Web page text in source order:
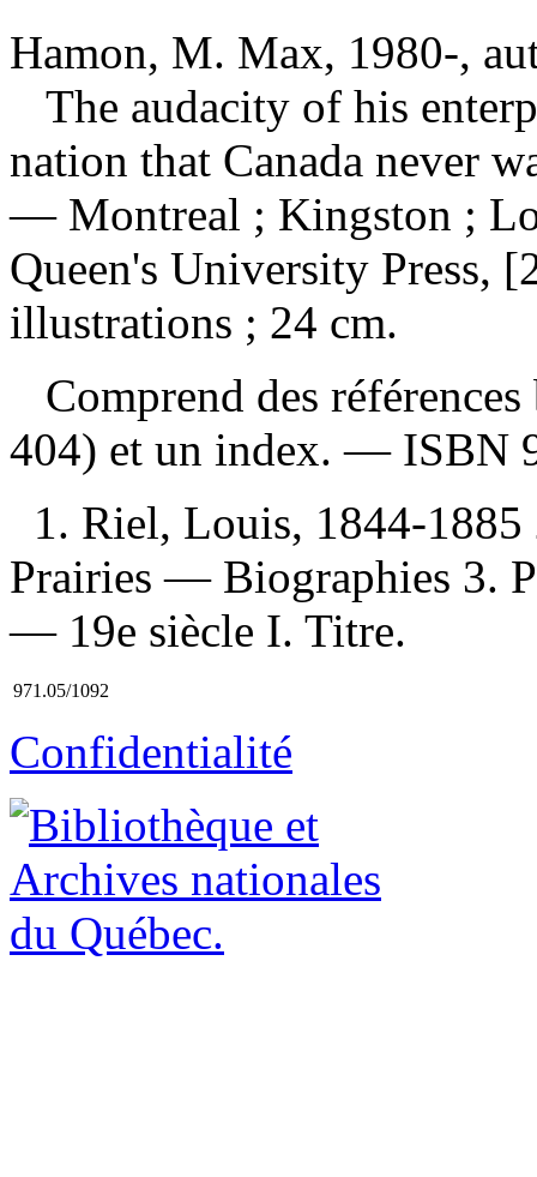
Hamon, M. Max, 1980-,
The audacity of his
nation that Canada never
— Montreal ; Kingston ;
Queen's University Press,
illustrations ; 24 cm.
Comprend des
404) et un index. — ISBN
1. Riel, Louis, 1844-
Prairies — Biographies 3.
— 19e siècle I. Titre.
971.05/1092
Confidentialité